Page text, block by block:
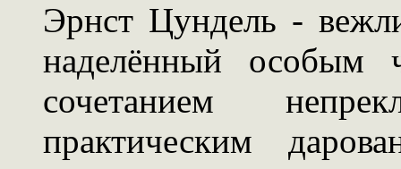
Эрнст Цундель -
наделённый особым
сочетанием
практическим